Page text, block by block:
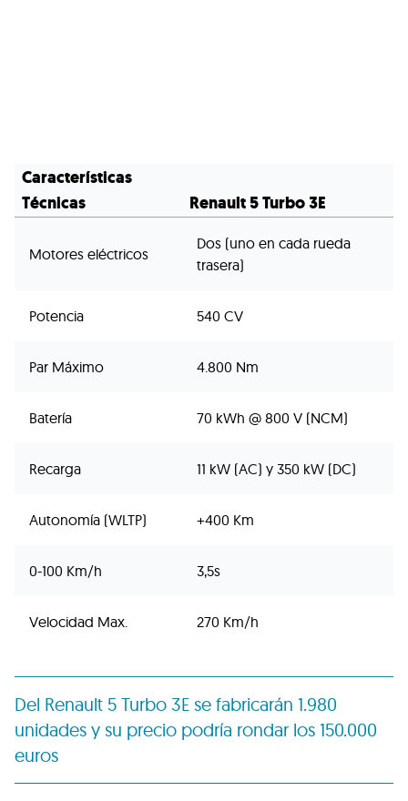
Características
Técnicas
Renault 5 Turbo 3E
Motores eléctricos
Dos (uno en cada rueda
trasera)
Potencia 540 CV
Par Máximo 4.800 Nm
Batería 70 kWh @ 800 V (NCM)
Recarga 11 kW (AC) y 350 kW (DC)
Autonomía (WLTP) +400 Km
0-100 Km/h 3,5s
Velocidad Max. 270 Km/h
Del Renault 5 Turbo 3E se fabricarán 1.980
unidades y su precio podría rondar los 150.000
euros